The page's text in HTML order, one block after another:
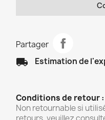
Partager
local_shipping Estimation de
Conditions de retour :
Non retournable si